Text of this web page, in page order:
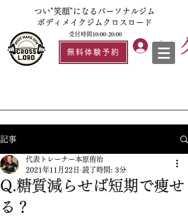
つい"笑顔"になるパーソナルジム
ボディメイクジムクロスロード
受付時間10:00-20:00
無料体験予約 ロ
記事
Q.糖質減らせば短期で痩せ
る？
代表トレーナー本原侑治
2021年11月22日 読了時間: 3分